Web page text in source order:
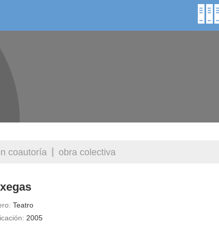
fototeca
coautoría obra colectiva
Teatro
2005